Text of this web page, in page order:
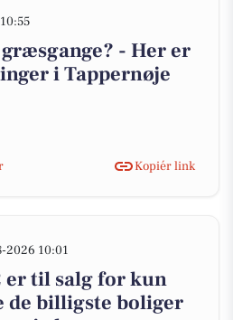
- Her er
i Tappernøje
Kopiér link
2026 10:01
er til salg for kun
de billigste boliger